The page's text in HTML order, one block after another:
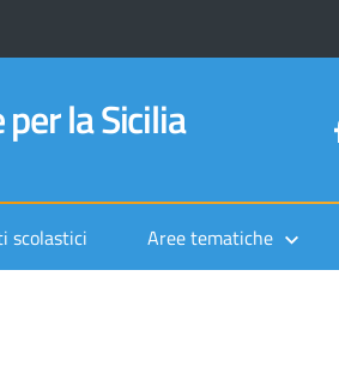
la Sicilia
scolastici Aree tematiche